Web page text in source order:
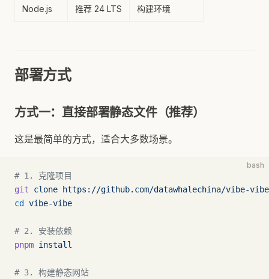
Node.js 推荐 24 LTS 构建环境
部署方式
方式一：直接部署静态文件（推荐）
这是最简单的方式，适合大多数场景。
bash
# 1. 克隆项目
git clone https://github.com/datawhalechina/vibe-
cd
vibe-vibe
# 2. 安装依赖
pnpm install
# 3. 构建静态网站